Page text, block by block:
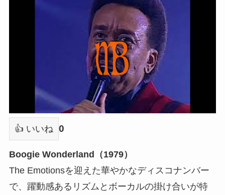
👍 いいね 0
Boogie Wonderland（1979）
The Emotionsを迎えた華やかなディスコナンバー
で、躍動感あるリズムとボーカルの掛け合いが特